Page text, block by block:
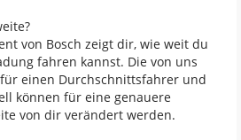
von Bosch zeigt dir, wie weit du
fahren kannst. Die von uns
einen Durchschnittsfahrer und
können für eine genauere
von dir verändert werden.